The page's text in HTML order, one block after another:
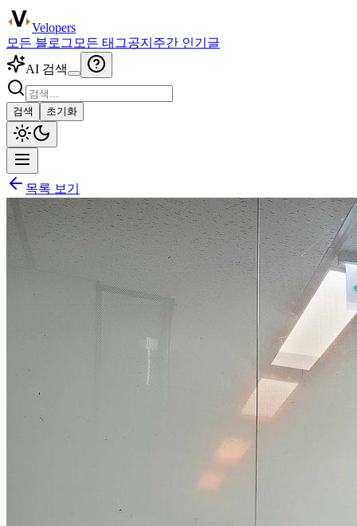
Velopers
모든 블로그 모든 태그공지 주간 인기글
AI 검색
검색 초기화
목록 보기